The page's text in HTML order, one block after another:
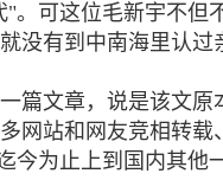
。可这位毛新宇不但
没有到中南海里认过
篇文章，说是该文
网站和网友竞相转
今为止上到国内其他